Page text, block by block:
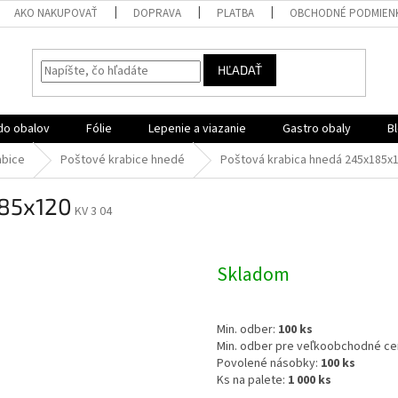
AKO NAKUPOVAŤ DOPRAVA PLATBA OBCHODNÉ
HĽADAŤ
obalov Fólie Lepenie a viazanie Gastro obaly
Poštové krabice hnedé Poštová krabica hnedá
KV 3 04
Skladom
Min. odber: 100 ks
Min. odber pre veľkoobchodné
Povolené násobky: 100 ks
Ks na palete: 1 000 ks